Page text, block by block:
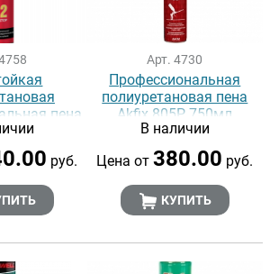
пена
FIRESTOP,
мл
руб.
Арт. 4730
Профессиональная
полиуретановая пена
Akfix 805P, 750мл
В наличии
Цена от380.00 руб.
КУПИТЬ